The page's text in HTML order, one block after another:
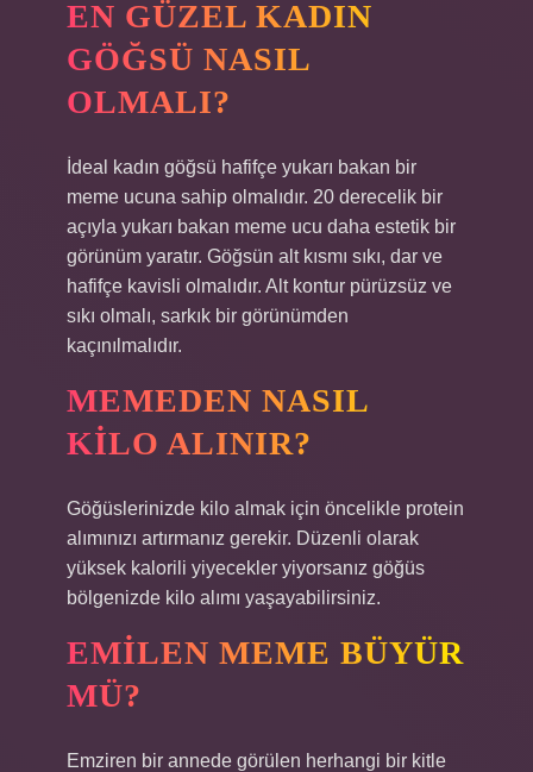
EN GÜZEL KADIN
GÖĞSÜ NASIL
OLMALI?
İdeal kadın göğsü hafifçe yukarı bakan bir
meme ucuna sahip olmalıdır. 20 derecelik bir
açıyla yukarı bakan meme ucu daha estetik bir
görünüm yaratır. Göğsün alt kısmı sıkı, dar ve
hafifçe kavisli olmalıdır. Alt kontur pürüzsüz ve
sıkı olmalı, sarkık bir görünümden
kaçınılmalıdır.
MEMEDEN NASIL
KILO ALINIR?
Göğüslerinizde kilo almak için öncelikle protein
alımınızı artırmanız gerekir. Düzenli olarak
yüksek kalorili yiyecekler yiyorsanız göğüs
bölgenizde kilo alımı yaşayabilirsiniz.
EMILEN MEME BÜYÜR
MÜ?
Emziren bir annede görülen herhangi bir kitle